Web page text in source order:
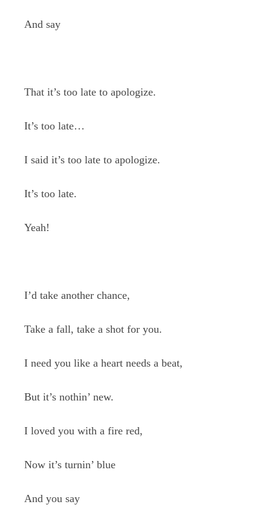
And say
That it’s too late to apologize.
It’s too late…
I said it’s too late to apologize.
It’s too late.
Yeah!
I’d take another chance,
Take a fall, take a shot for you.
I need you like a heart needs a beat,
But it’s nothin’ new.
I loved you with a fire red,
Now it’s turnin’ blue
And you say